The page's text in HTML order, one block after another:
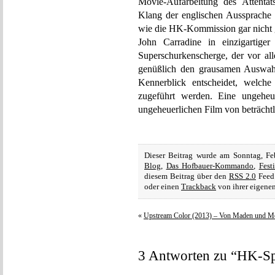
Klang der englischen
wie die HK-Kommission gar nicht
John Carradine in einzigartiger
Superschurkenscherge, der vor
genüßlich den grausamen
Kennerblick entscheidet,
zugeführt werden. Eine
ungeheuerlichen Film von
Dieser Beitrag wurde am Sonntag,
Blog, Das Hofbauer-Kommando,
diesem Beitrag über den RSS 2.0
oder einen Trackback von ihrer
« Upstream Color (2013) – Von Maden und
3 Antworten zu “HK-